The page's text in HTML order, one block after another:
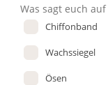
Was sagt euch
Chiffonband
Wachssiegel
Ösen